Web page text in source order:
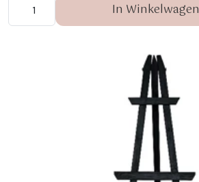
In Winkelwagen